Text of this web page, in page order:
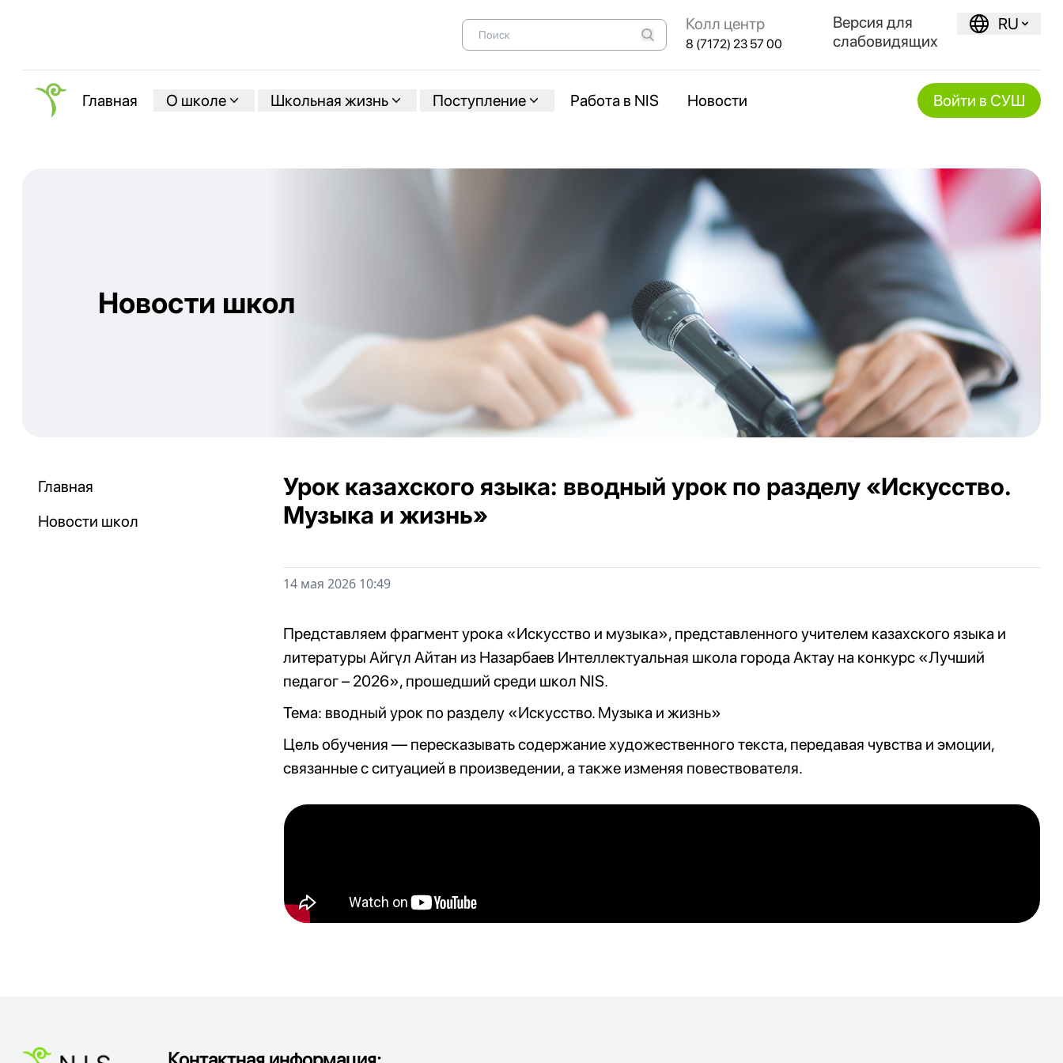
Колл центр
8 (7172) 23 57 00
Версия для
слабовидящих
RU
Главная О школе Школьная жизнь Поступление Работа в NIS Новости Войти в СУШ
Новости школ
Главная
Новости школ
Урок казахского языка: вводный урок по разделу «Искусство.
Музыка и жизнь»
14 мая 2026 10:49
Представляем фрагмент урока «Искусство и музыка», представленного учителем казахского языка и
литературы Айгүл Айтан из Назарбаев Интеллектуальная школа города Актау на конкурс «Лучший
педагог – 2026», прошедший среди школ NIS.
Тема: вводный урок по разделу «Искусство. Музыка и жизнь»
Цель обучения — пересказывать содержание художественного текста, передавая чувства и эмоции,
связанные с ситуацией в произведении, а также изменяя повествователя.